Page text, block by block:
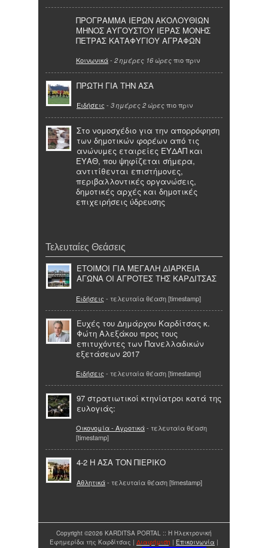
ΠΡΟΓΡΑΜΜΑ ΙΕΡΩΝ ΑΚΟΛΟΥΘΙΩΝ
ΜΗΝΟΣ ΑΥΓΟΥΣΤΟΥ ΙΕΡΑΣ ΜΟΝΗΣ
ΠΕΤΡΑΣ ΚΑΤΑΦΥΓΙΟΥ ΑΓΡΑΦΩΝ
Κοινωνικά- 2 ημέρες 16 ώρες πιο πριν
ΠΡΩΤΗ ΓΙΑ ΤΗΝ ΑΣΑ
Ειδήσεις - 3 ημέρες 2 ώρες πιο πριν
Στο νομοσχέδιο για την απορρόφηση
των δημοτικών φορέων από τις
ανώνυμες εταιρείες ΕΥΔΑΠ και
ΕΥΑΘ, που ψηφίζεται σήμερα,
αντιτίθενται επιστήμονες,
περιβαλλοντικές οργανώσεις,
δημοτικές αρχές και δημοτικές
επιχειρήσεις ύδρευσης
Τελευταίες Θεάσεις
ΕΤΟΙΜΟΙ ΓΙΑ ΜΕΓΑΛΗ ΔΙΑΡΚΕΙΑ
ΑΓΩΝΑ ΟΙ ΑΓΡΟΤΕΣ ΤΗΣ ΚΑΡΔΙΤΣΑΣ
Ειδήσεις - τελευταία θέαση [timestamp]
Ευχές του Δημάρχου Καρδίτσας κ.
Φώτη Αλεξάκου προς τους
επιτυχόντες των Πανελλαδικών
εξετάσεων 2017
Ειδήσεις - τελευταία θέαση [timestamp]
97 στρατιωτικοί κτηνίατροι κατά της
ευλογιάς:
Οικονομία - Αγροτικά- τελευταία θέαση
[timestamp]
4-2 Η ΑΣΑ ΤΟΝ ΠΙΕΡΙΚΟ
Αθλητικά- τελευταία θέαση [timestamp]
Copyright ©2026 KARDITSA PORTAL :: Η Ηλεκτρονική
Εφημερίδα της Καρδίτσας | Διαφήμιση | Επικοινωνία |